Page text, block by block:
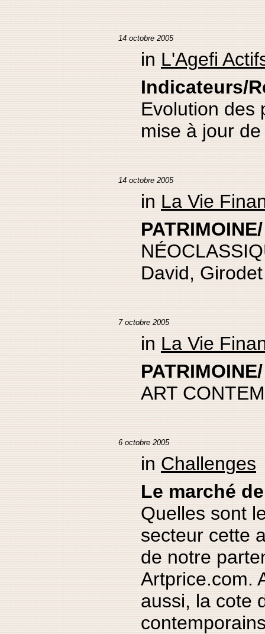
14 octobre 2005
in L'Agefi
Indicateurs/
Evolution des
mise à jour
14 octobre 2005
in La Vie
David,
7 octobre 2005
in La Vie
ART
6 octobre 2005
in Challenges
Le marché
Quelles sont
secteur cette
de notre
Artprice.com.
aussi, la cote